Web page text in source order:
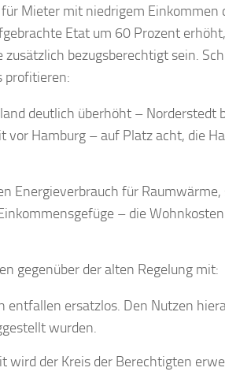
Mieter mit niedrigem Einkommen
Etat um 60 Prozent
bezugsberechtigt sein.
profitieren:
deutlich überhöht – Norderstedt
vor Hamburg – auf Platz acht, die
Energieverbrauch für Raumwärme,
– die
gegenüber der alten Regelung mit:
ersatzlos. Den Nutzen
wurden.
wird der Kreis der Berechtigten